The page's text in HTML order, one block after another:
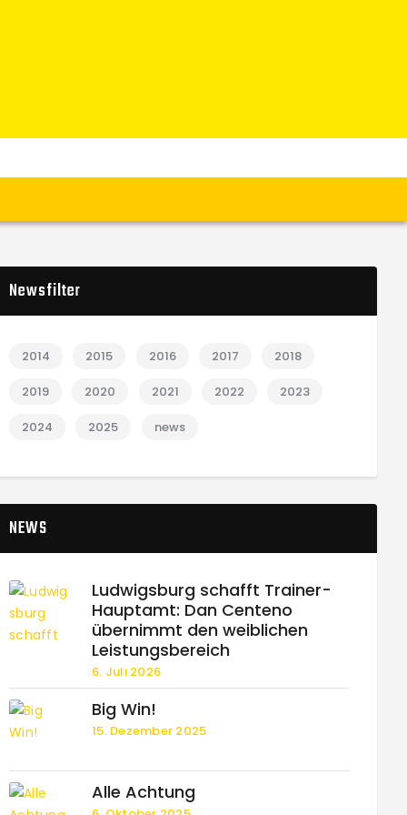
Newsfilter
2014 2015 2016 2017 2018
2019 2020 2021 2022 2023
2024 2025 news
NEWS
Ludwigsburg schafft Trainer-
Hauptamt: Dan Centeno
übernimmt den weiblichen
Leistungsbereich
6. Juli 2026
Big Win!
15. Dezember 2025
Alle Achtung